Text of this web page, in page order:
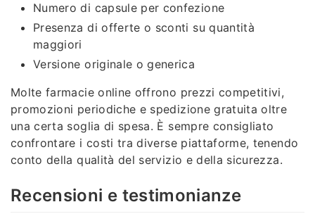
Numero di capsule per confezione
Presenza di offerte o sconti su quantità
maggiori
Versione originale o generica
Molte farmacie online offrono prezzi competitivi,
promozioni periodiche e spedizione gratuita oltre
una certa soglia di spesa. È sempre consigliato
confrontare i costi tra diverse piattaforme, tenendo
conto della qualità del servizio e della sicurezza.
Recensioni e testimonianze